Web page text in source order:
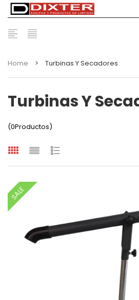
Home
> Turbinas Y Secadores
Turbinas Y
(0Productos)
SALE